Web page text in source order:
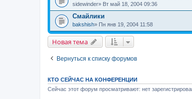
sidewinder» Вт май 18, 2004 09:36
Смайлики
bakshish» Пн янв 19, 2004 11:58
Новая тема
Вернуться к списку форумов
КТО СЕЙЧАС НА КОНФЕРЕНЦИИ
Сейчас этот форум просматривают: нет